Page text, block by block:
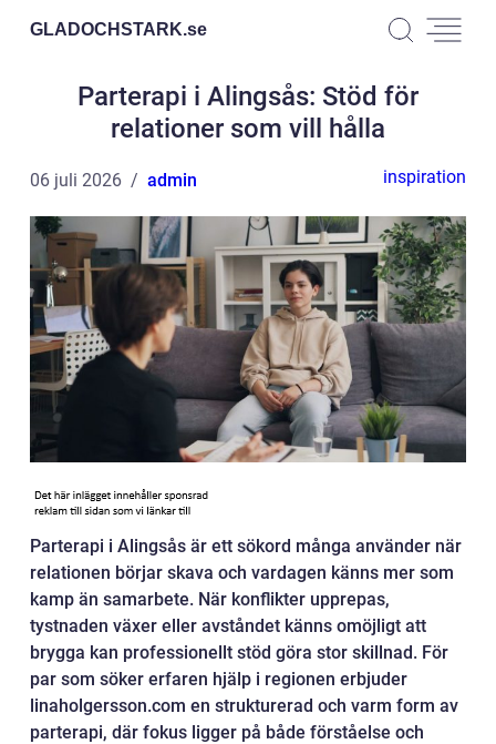
GLADOCHSTARK.se
Parterapi i Alingsås: Stöd för
relationer som vill hålla
06 juli 2026 admin inspiration
Parterapi i Alingsås är ett sökord många använder när
relationen börjar skava och vardagen känns mer som
kamp än samarbete. När konflikter upprepas,
tystnaden växer eller avståndet känns omöjligt att
brygga kan professionellt stöd göra stor skillnad. För
par som söker erfaren hjälp i regionen erbjuder
linaholgersson.com en strukturerad och varm form av
parterapi, där fokus ligger på både förståelse och